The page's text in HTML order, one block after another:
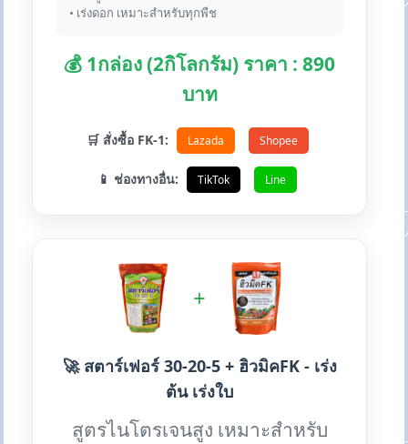
• เร่งดอก เหมาะสำหรับทุกพืช
💰 1กล่อง (2กิโลกรัม) ราคา : 890
บาท
🛒 สั่งซื้อ FK-1: Lazada Shopee
📱 ช่องทางอื่น: TikTok Line
+
🚀 สตาร์เฟอร์ 30-20-5 + ฮิวมิคFK - เร่ง
ต้น เร่งใบ
สูตรไนโตรเจนสูง เหมาะสำหรับ